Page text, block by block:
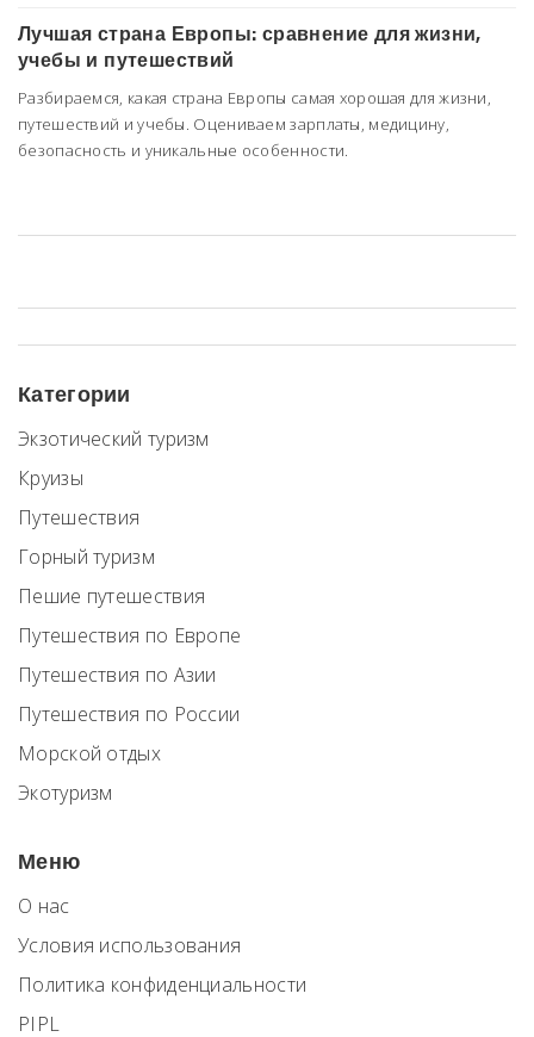
Лучшая страна Европы: сравнение для жизни,
учебы и путешествий
Разбираемся, какая страна Европы самая хорошая для жизни,
путешествий и учебы. Оцениваем зарплаты, медицину,
безопасность и уникальные особенности.
Категории
Экзотический туризм
Круизы
Путешествия
Горный туризм
Пешие путешествия
Путешествия по Европе
Путешествия по Азии
Путешествия по России
Морской отдых
Экотуризм
Меню
О нас
Условия использования
Политика конфиденциальности
PIPL